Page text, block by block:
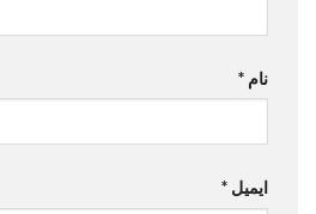
نام *
ایمیل *